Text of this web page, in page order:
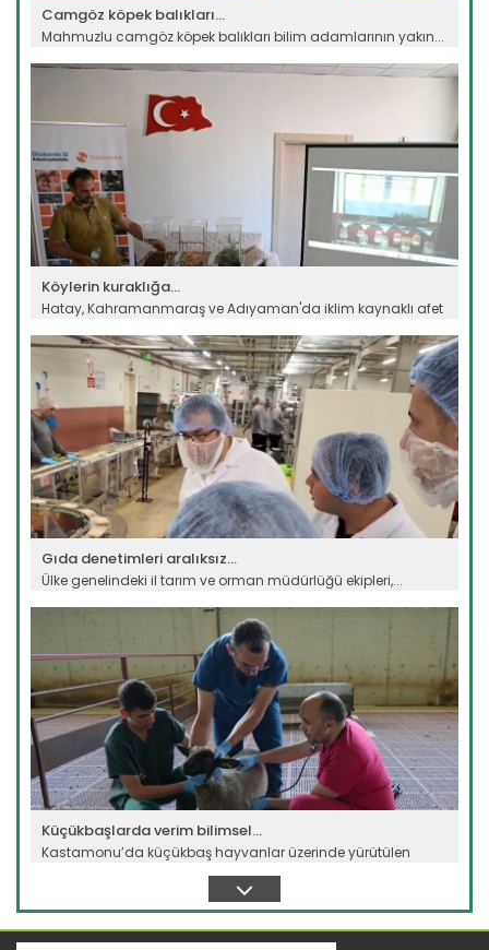
Camgöz köpek balıkları...
Mahmuzlu camgöz köpek balıkları bilim adamlarının yakın...
Devamını Oku ->
Köylerin kuraklığa...
Hatay, Kahramanmaraş ve Adıyaman'da iklim kaynaklı afet
Devamını Oku ->
Gıda denetimleri aralıksız...
Ülke genelindeki il tarım ve orman müdürlüğü ekipleri,...
Devamını Oku ->
Küçükbaşlarda verim bilimsel...
Kastamonu’da küçükbaş hayvanlar üzerinde yürütülen